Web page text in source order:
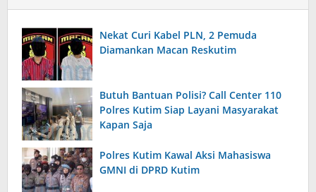
Nekat Curi Kabel PLN, 2 Pemuda
Diamankan Macan Reskutim
Butuh Bantuan Polisi? Call Center 110
Polres Kutim Siap Layani Masyarakat
Kapan Saja
Polres Kutim Kawal Aksi Mahasiswa
GMNI di DPRD Kutim